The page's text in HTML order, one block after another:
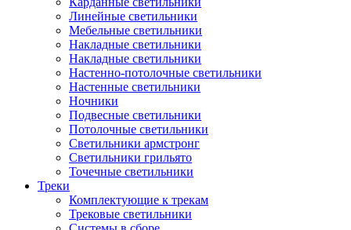
Линейные светильники
Мебельные светильники
Накладные светильники
Накладные светильники
Настенно-потолочные светильники
Настенные светильники
Ночники
Подвесные светильники
Потолочные светильники
Светильники армстронг
Светильники грильято
Точечные светильники
Треки
Комплектующие к трекам
Трековые светильники